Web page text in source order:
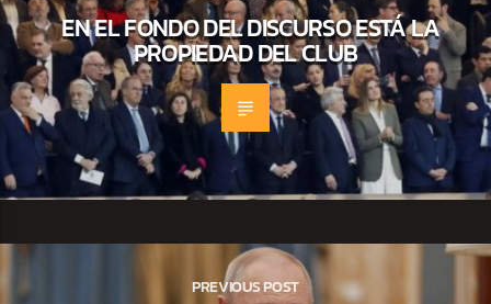
EN EL FONDO DEL DISCURSO ESTÁ LA
PROPIEDAD DEL CLUB
PREVIOUS POST